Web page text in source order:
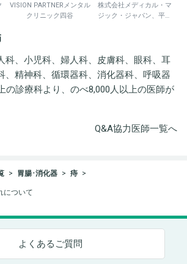
VISION PARTNERメンタル
クリニック四谷
株式会社メディカル・マ
ジック・ジャパン、平野
科、小児科、婦人科、皮膚科、眼科、耳
、精神科、循環器科、消化器科、呼吸器
の診療科より、のべ8,000人以上の医師が
Q&A協力医師一覧へ
胃腸･消化器 痔
について
よくあるご質問